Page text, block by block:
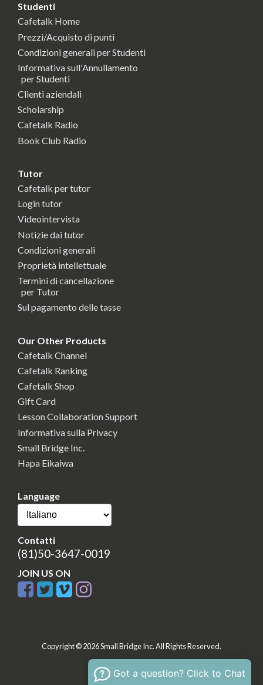
Studenti
Cafetalk Home
Prezzi/Acquisto di punti
Condizioni generali per Studenti
Informativa sull'Annullamento
per Studenti
Clienti aziendali
Scholarship
Cafetalk Radio
Book Club Radio
Tutor
Cafetalk per tutor
Login tutor
Videointervista
Notizie dai tutor
Condizioni generali
Proprietà intellettuale
Termini di cancellazione
per Tutor
Sul pagamento delle tasse
Our Other Products
Cafetalk Channel
Cafetalk Ranking
Cafetalk Shop
Gift Card
Lesson Collaboration Support
Informativa sulla Privacy
Small Bridge Inc.
Hapa Eikaiwa
Language
Contatti
(81)50-3647-0019
JOIN US ON
Copyright © 2026 Small Bridge Inc. All Rights Reserved.
Got a question? Click to Chat